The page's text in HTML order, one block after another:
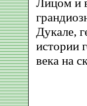
Дукале,
истории
века на